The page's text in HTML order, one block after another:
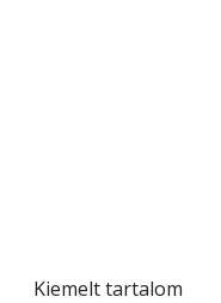
Kiemelt tartalom